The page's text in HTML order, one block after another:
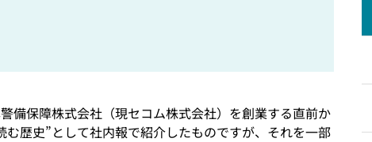
備保障株式会社（現セコム株式会社）を創業する直前か
歴史”として社内報で紹介したものですが、それを一部